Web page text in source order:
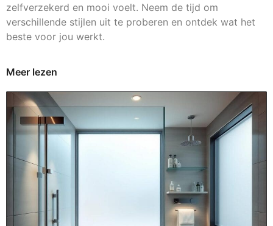
zelfverzekerd en mooi voelt. Neem de tijd om
verschillende stijlen uit te proberen en ontdek wat het
beste voor jou werkt.
Meer lezen